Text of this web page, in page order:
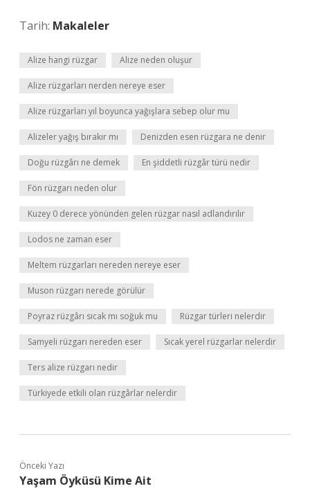
Tarih: Makaleler
Alize hangi rüzgar Alize neden oluşur
Alize rüzgarları nerden nereye eser
Alize rüzgarları yıl boyunca yağışlara sebep olur mu
Alizeler yağış bırakır mı Denizden esen rüzgara ne denir
Doğu rüzgârı ne demek En şiddetli rüzgâr türü nedir
Fön rüzgarı neden olur
Kuzey 0 derece yönünden gelen rüzgar nasıl adlandırılır
Lodos ne zaman eser
Meltem rüzgarları nereden nereye eser
Muson rüzgarı nerede görülür
Poyraz rüzgârı sıcak mı soğuk mu Rüzgar türleri nelerdir
Samyeli rüzgarı nereden eser Sıcak yerel rüzgarlar nelerdir
Ters alize rüzgarı nedir
Türkiyede etkili olan rüzgârlar nelerdir
Önceki Yazı
Yaşam Öyküsü Kime Ait